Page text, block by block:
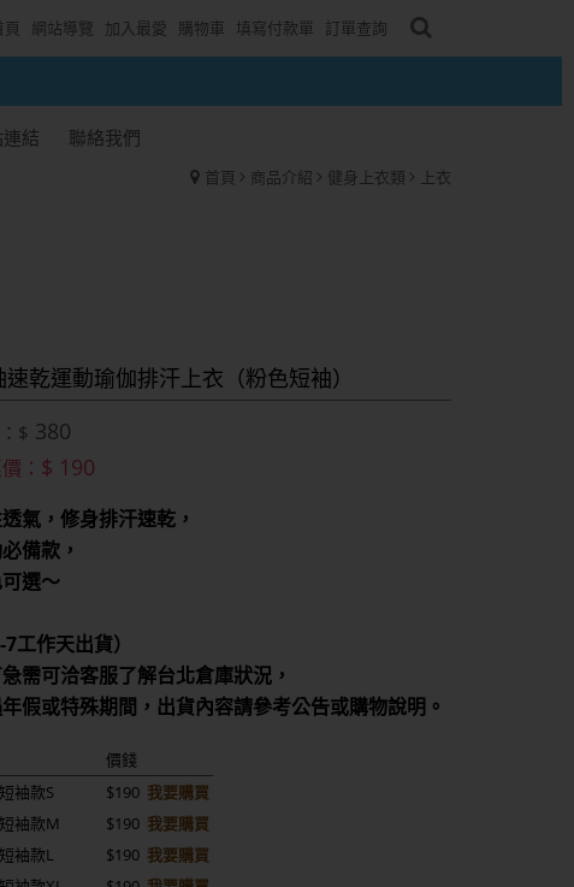
頁 網站導覽 加入最愛 購物車 填寫付款單 訂單查詢
結 聯絡我們
首頁 商品介紹 健身上衣類 上衣
速乾運動瑜伽排汗上衣（粉色短袖）
$ 380
： $ 190
氣，修身排汗速乾，
備款，
選～
工作天出貨）
需可洽客服了解台北倉庫狀況，
假或特殊期間，出貨內容請參考公告或購物說明。
價錢
袖款S
$190 我要購買
袖款M
$190 我要購買
袖款L
$190 我要購買